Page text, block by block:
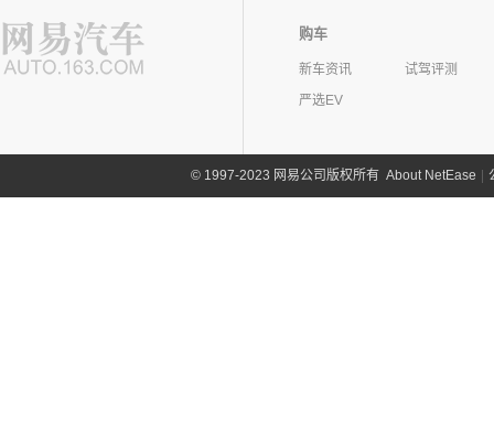
购车
新车资讯
试驾评测
严选EV
©1997-2023 网易公司版权所有 About NetEase